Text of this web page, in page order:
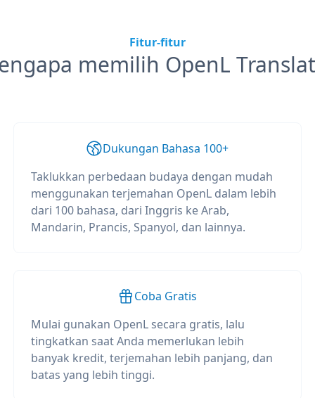
Fitur-fitur
memilih OpenL
Dukungan Bahasa 100+
Taklukkan perbedaan budaya dengan mudah
menggunakan terjemahan OpenL dalam lebih
dari 100 bahasa, dari Inggris ke Arab,
Mandarin, Prancis, Spanyol, dan lainnya.
Coba Gratis
Mulai gunakan OpenL secara gratis, lalu
tingkatkan saat Anda memerlukan lebih
banyak kredit, terjemahan lebih panjang, dan
batas yang lebih tinggi.